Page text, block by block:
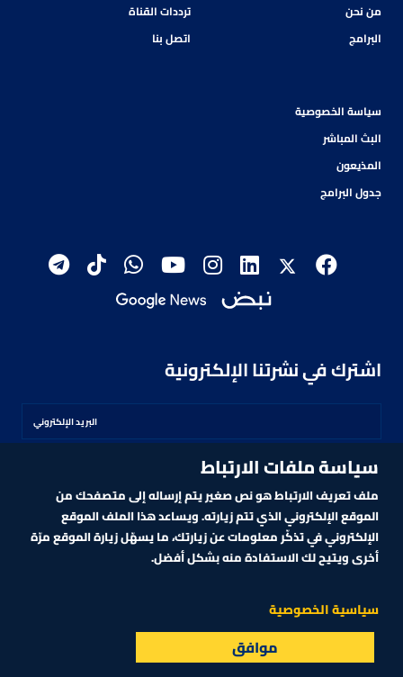
القائمة الأسواق البث المباشر
من نحن
البرامج
ترددات القناة
اتصل بنا
سياسة الخصوصية
البث المباشر
المذيعون
جدول البرامج
اشترك في نشرتنا الإلكترونية
اشترك
2026
CNBCARABIA.COM. ALL RIGHTS RESERVED
سياسة ملفات الارتباط
ملف تعريف الارتباط هو نص صغير يتم إرساله إلى متصفحك من
الموقع الإلكتروني الذي تتم زيارته. ويساعد هذا الملف الموقع
الإلكتروني في تذكّر معلومات عن زيارتك، ما يسهّل زيارة الموقع مرّة
أخرى ويتيح لك الاستفادة منه بشكل أفضل.
سياسية الخصوصية
موافق